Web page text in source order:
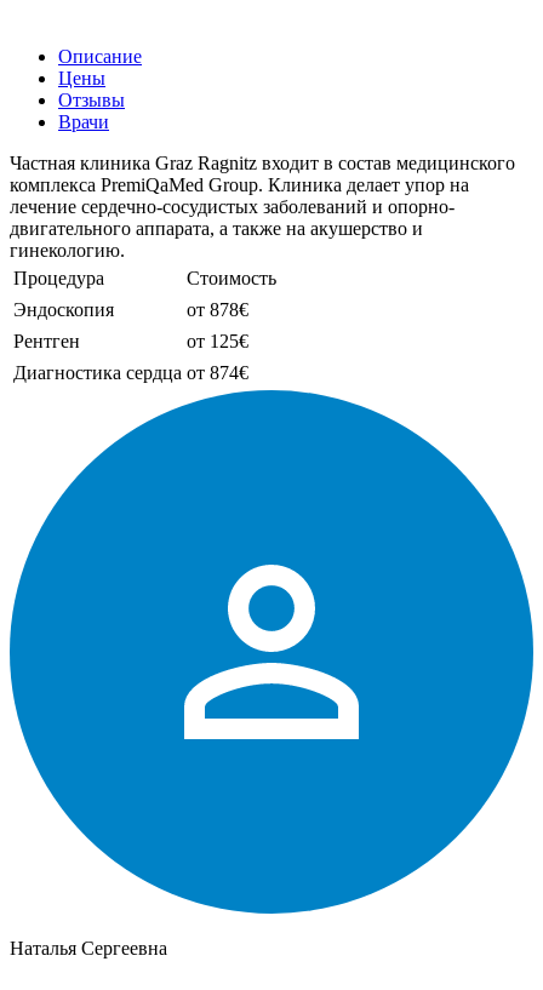
Описание
Цены
Отзывы
Врачи
Частная клиника Graz Ragnitz входит в состав медицинского
комплекса PremiQaMed Group. Клиника делает упор на
лечение сердечно-сосудистых заболеваний и опорно-
двигательного аппарата, а также на акушерство и
гинекологию.
Процедура
Стоимость
Эндоскопия
от 878€
Рентген
от 125€
Диагностика сердца от 874€
Наталья Сергеевна